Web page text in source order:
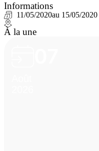
Informations
11/05/2020au 15/05/2020
À la une